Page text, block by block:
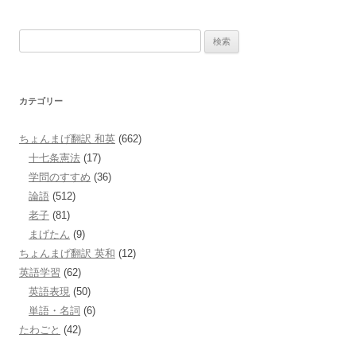
カテゴリー
ちょんまげ翻訳 和英 (662)
十七条憲法 (17)
学問のすすめ (36)
論語 (512)
老子 (81)
まげたん (9)
ちょんまげ翻訳 英和 (12)
英語学習 (62)
英語表現 (50)
単語・名詞 (6)
たわごと (42)